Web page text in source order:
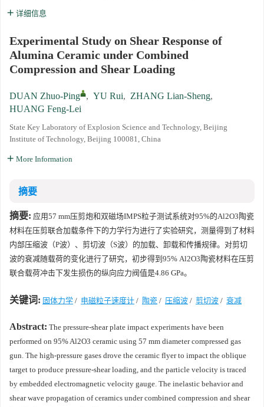
通知
《高压物理学报》第三届青年编委会招募启事
详细信息
Experimental Study on Shear Response of
Alumina Ceramic under Combined
Compression and Shear Loading
DUAN Zhuo-Ping , YU Rui, ZHANG Lian-Sheng,
HUANG Feng-Lei
State Key Laboratory of Explosion Science and Technology, Beijing
Institute of Technology, Beijing 100081, China
More Information
摘要
摘要: 应用57 mm压剪炮和双磁场IMPS粒子测试系统对95%的Al2O3陶瓷
材料在压剪联合加载条件下的力学行为进行了实验研究，测量得到了材料
内部压缩波（P波）、剪切波（S波）的加载、卸载和传播规律。对剪切
波的衰减随载荷的变化进行了研究，初步得到95% Al2O3陶瓷材料在压剪
联合载荷冲击下发生损伤的纵向应力阀值是4.86 GPa。
关键词: 固体力学 / 电磁粒子速度计 / 陶瓷 / 压缩波 / 剪切波 / 衰减
Abstract: The pressure-shear plate impact experiments have been
performed on 95% Al2O3 ceramic using 57 mm diameter compressed gas
gun. The high-pressure gases drove the ceramic flyer to impact the oblique
target to produce pressure-shear loading, and the particle velocity is traced
by embedded electromagnetic velocity gauge. The inelastic behavior and
shear wave propagation of ceramics under combined compression and shear